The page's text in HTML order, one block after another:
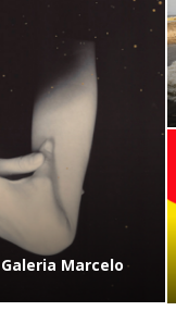
Marcelo